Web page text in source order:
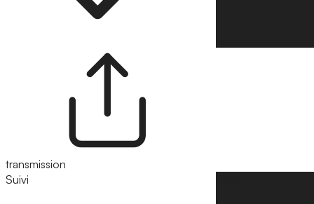
transmission
Suivi